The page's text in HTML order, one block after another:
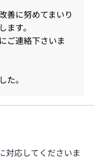
善に努めてまいり
す。
ご連絡下さいま
た。
対応してくださいま